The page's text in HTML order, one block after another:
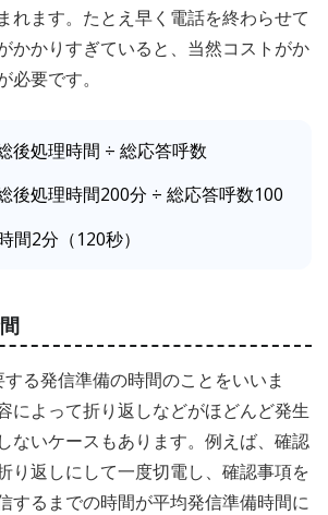
れます。たとえ早く電話を終わらせて
かかりすぎていると、当然コストがか
要です。
後処理時間 ÷ 総応答呼数
後処理時間200分 ÷ 総応答呼数100
間2分（120秒）
る発信準備の時間のことをいいま
によって折り返しなどがほどんど発生
ないケースもあります。例えば、確認
り返しにして一度切電し、確認事項を
するまでの時間が平均発信準備時間に